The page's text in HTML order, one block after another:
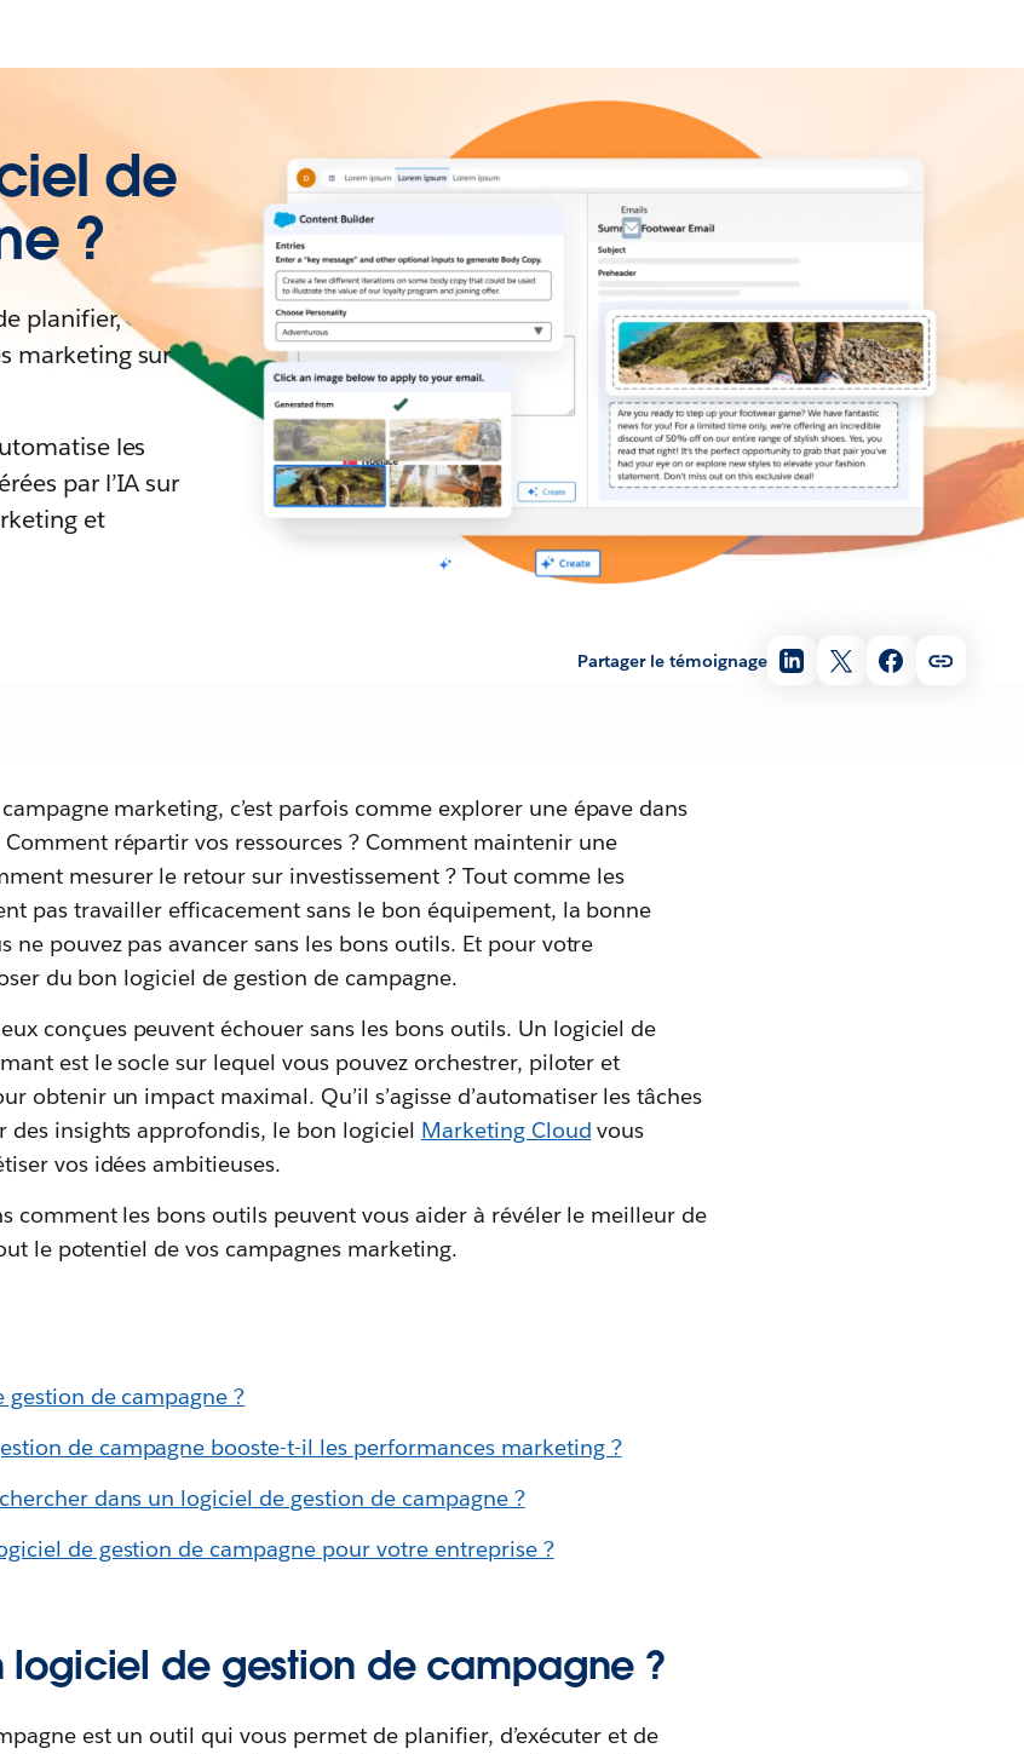
Partager le témoignage
de
?
planifier,
marketing sur
les
par l’IA sur
et
marketing, c’est parfois comme explorer une épave dans
répartir vos ressources ? Comment maintenir une
mesurer le retour sur investissement ? Tout comme les
pas travailler efficacement sans le bon équipement, la bonne
ne pouvez pas avancer sans les bons outils. Et pour votre
du bon logiciel de gestion de campagne.
conçues peuvent échouer sans les bons outils. Un logiciel de
est le socle sur lequel vous pouvez orchestrer, piloter et
obtenir un impact maximal. Qu’il s’agisse d’automatiser les tâches
des insights approfondis, le bon logiciel Marketing Cloud vous
vos idées ambitieuses.
comment les bons outils peuvent vous aider à révéler le meilleur de
le potentiel de vos campagnes marketing.
gestion de campagne ?
de campagne booste-t-il les performances marketing ?
dans un logiciel de gestion de campagne ?
de gestion de campagne pour votre entreprise ?
logiciel de gestion de campagne ?
est un outil qui vous permet de planifier, d’exécuter et de